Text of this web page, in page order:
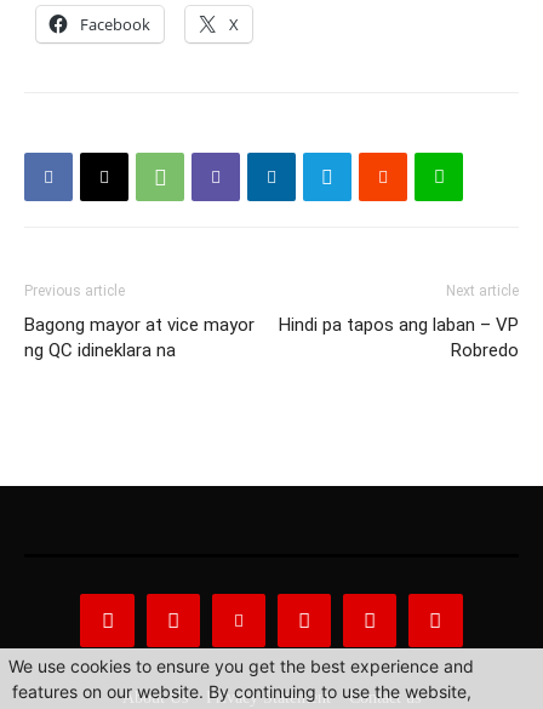
Facebook X
Previous article
Bagong mayor at vice mayor
ng QC idineklara na
Next article
Hindi pa tapos ang laban – VP
Robredo
About Us Privacy Statement Contact us
We use cookies to ensure you get the best experience and
features on our website. By continuing to use the website,